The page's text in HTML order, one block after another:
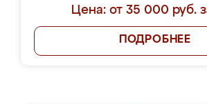
Цена: от 35 000 руб.
ПОДРОБНЕЕ